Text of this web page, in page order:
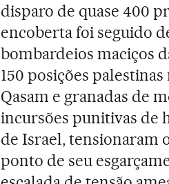
disparo de quase 400
encoberta foi seguido
bombardeios maciços
150 posições
Qasam e granadas de
incursões punitivas de
de Israel, tensionaram
ponto de seu